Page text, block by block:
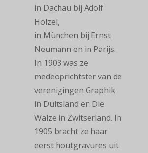
in Dachau bij Adolf
Hölzel,
in München bij Ernst
Neumann en in Parijs.
In 1903 was ze
medeoprichtster van de
verenigingen Graphik
in Duitsland en Die
Walze in Zwitserland. In
1905 bracht ze haar
eerst houtgravures uit.